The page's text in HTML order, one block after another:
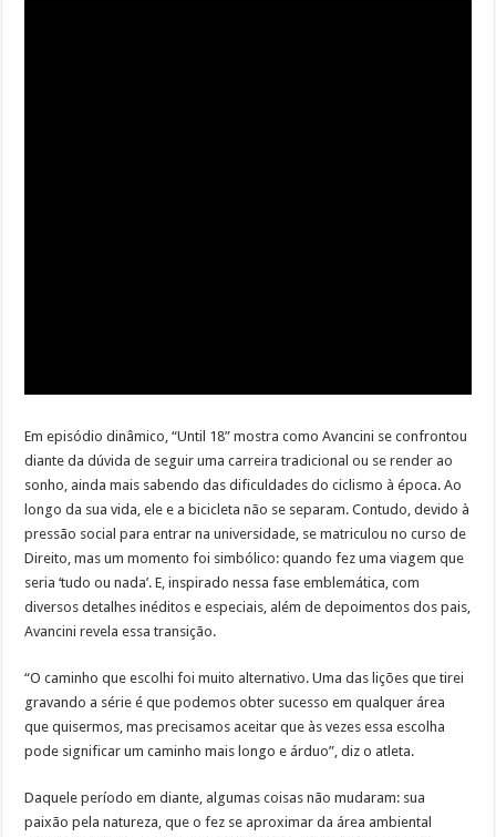
Em episódio dinâmico, “Until 18” mostra como Avancini se confrontou
diante da dúvida de seguir uma carreira tradicional ou se render ao
sonho, ainda mais sabendo das dificuldades do ciclismo à época. Ao
longo da sua vida, ele e a bicicleta não se separam. Contudo, devido à
pressão social para entrar na universidade, se matriculou no curso de
Direito, mas um momento foi simbólico: quando fez uma viagem que
seria ‘tudo ou nada’. E, inspirado nessa fase emblemática, com
diversos detalhes inéditos e especiais, além de depoimentos dos pais,
Avancini revela essa transição.
“O caminho que escolhi foi muito alternativo. Uma das lições que tirei
gravando a série é que podemos obter sucesso em qualquer área
que quisermos, mas precisamos aceitar que às vezes essa escolha
pode significar um caminho mais longo e árduo”, diz o atleta.
Daquele período em diante, algumas coisas não mudaram: sua
paixão pela natureza, que o fez se aproximar da área ambiental